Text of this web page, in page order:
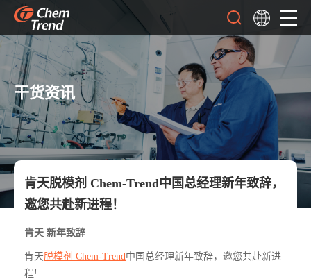
干货资讯
肯天脱模剂 Chem-Trend中国总经理新年致辞，
邀您共赴新进程！
肯天 新年致辞
肯天脱模剂 Chem-Trend中国总经理新年致辞，邀您共赴新进
程!